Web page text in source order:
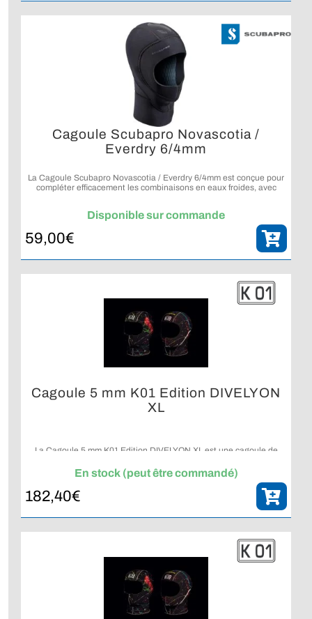
Cagoule Scubapro Novascotia /
Everdry 6/4mm
La Cagoule Scubapro Novascotia / Everdry 6/4mm est conçue pour
compléter efficacement les combinaisons en eaux froides, avec
Disponible sur commande
59,00€
Cagoule 5 mm K01 Edition DIVELYON
XL
La Cagoule 5 mm K01 Edition DIVELYON XL est une cagoule de
coupe anatomique et design coloré unique aux couleurs
DIVELYON.
En stock (peut être commandé)
182,40€